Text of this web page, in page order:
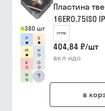
380 шт
?
Пластина
16ER0.75ISO
404,84 ₽/шт
вкл ндс
в